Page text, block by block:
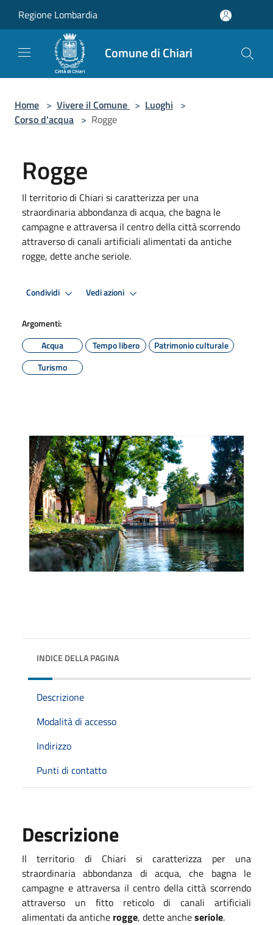
Regione Lombardia
Comune di Chiari
Home > Vivere il Comune > Luoghi >
Corso d'acqua > Rogge
Rogge
Il territorio di Chiari si caratterizza per una
straordinaria abbondanza di acqua, che bagna le
campagne e attraversa il centro della città scorrendo
attraverso di canali artificiali alimentati da antiche
rogge, dette anche seriole.
Condividi Vedi azioni
Argomenti:
Acqua
Tempo libero
Patrimonio culturale
Turismo
INDICE DELLA PAGINA
Descrizione
Modalità di accesso
Indirizzo
Punti di contatto
Descrizione
Il territorio di Chiari si caratterizza per una
straordinaria abbondanza di acqua, che bagna le
campagne e attraversa il centro della città scorrendo
attraverso un fitto reticolo di canali artificiali
alimentati da antiche rogge, dette ancheseriole.